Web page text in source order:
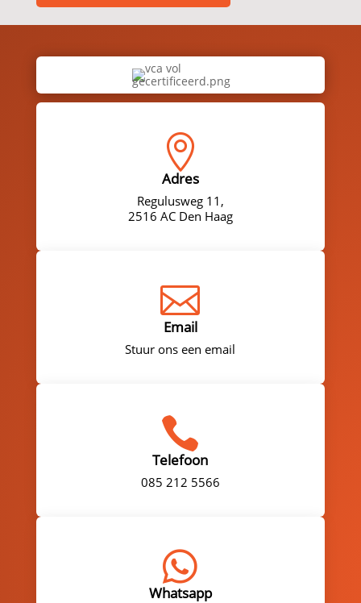

Adres
Regulusweg 11,
2516 AC Den Haag

Email
Stuur ons een email

Telefoon
085 212 5566

Whatsapp